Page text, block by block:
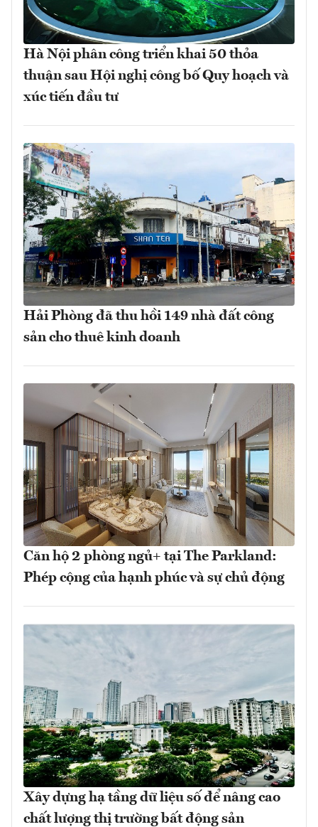
Hà Nội phân công triển khai 50 thỏa
thuận sau Hội nghị công bố Quy hoạch và
xúc tiến đầu tư
Hải Phòng đã thu hồi 149 nhà đất công
sản cho thuê kinh doanh
Căn hộ 2 phòng ngủ+ tại The Parkland:
Phép cộng của hạnh phúc và sự chủ động
Xây dựng hạ tầng dữ liệu số để nâng cao
chất lượng thị trường bất động sản